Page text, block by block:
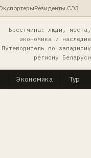
Резиденты СЭЗ
Брестчина: люди, места,
экономика и наследие
Путеводитель по западному
региону Беларуси
Экономика